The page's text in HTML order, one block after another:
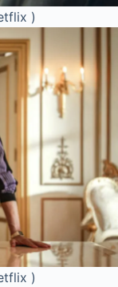
)
)